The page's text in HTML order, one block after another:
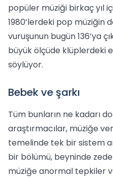
popüler müziği birkaç yıl
1980’lerdeki pop müziğin
vuruşunun bugün 136’ya
büyük ölçüde klüplerdeki
söylüyor.
Bebek ve şarkı
Tüm bunların ne kadarı
araştırmacılar, müziğe
temelinde tek bir sistem
bir bölümü, beyninde
müziğe anormal tepkiler